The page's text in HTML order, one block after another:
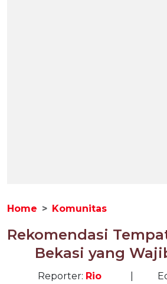
Home Komunitas
Rekomendasi
Bekasi yang
Reporter: Rio